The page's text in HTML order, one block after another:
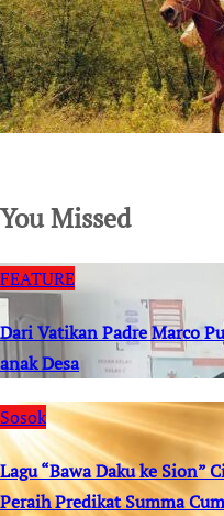
You Missed
FEATURE
Dari Vatikan Padre Marco
anak Desa
Sosok
Lagu “Bawa Daku ke Sion”
Peraih Predikat Summa